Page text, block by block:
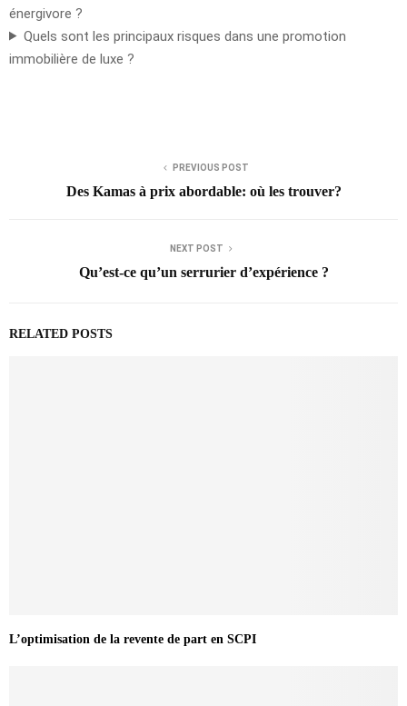
énergivore ?
Quels sont les principaux risques dans une promotion
immobilière de luxe ?
PREVIOUS POST
Des Kamas à prix abordable: où les trouver?
NEXT POST
Qu’est-ce qu’un serrurier d’expérience ?
RELATED POSTS
L’optimisation de la revente de part en SCPI